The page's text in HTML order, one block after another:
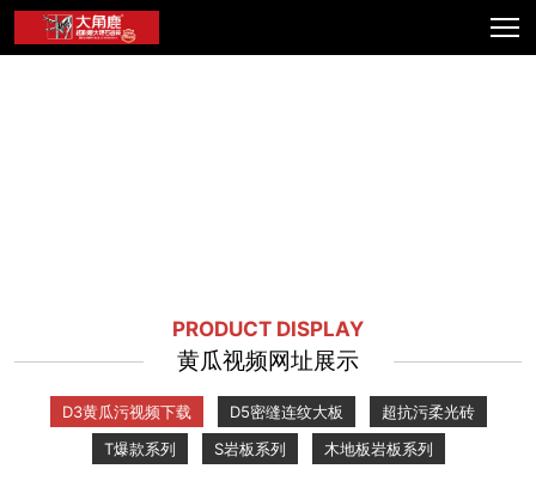
PRODUCT DISPLAY
黄瓜视频网址展示
D3黄瓜污视频下载 D5密缝连纹大板
超抗污柔光砖
T爆款系列
S岩板系列 木地板岩板系列